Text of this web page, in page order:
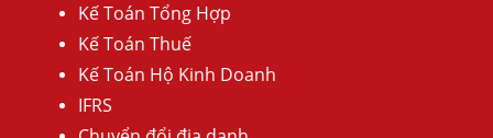
Kế Toán Tổng Hợp
Kế Toán Thuế
Kế Toán Hộ Kinh Doanh
IFRS